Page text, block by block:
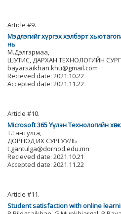
Article #9.
Мэдлэгийг хүргэх хэлбэрт
нь
М.Дэлгэрмаа,
ШУТИС, ДАРХАН ТЕХНОЛОГИЙН
bayarsaikhan.khu@gmail.com
Recieved date: 2021.10.22
Accepted date: 2021.11.22
Article #10.
Microsoft 365 Үүлэн Технологийн
Т.Гантулга,
ДОРНОД ИХ СУРГУУЛЬ
t.gantulga@dornod.edu.mn
Recieved date: 2021.10.21
Accepted date: 2021.11.22
Article #11.
Student satisfaction with online